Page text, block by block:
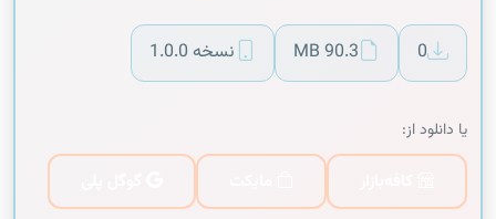
0
90.3 MB نسخه 1.0.0
یا دانلود از: